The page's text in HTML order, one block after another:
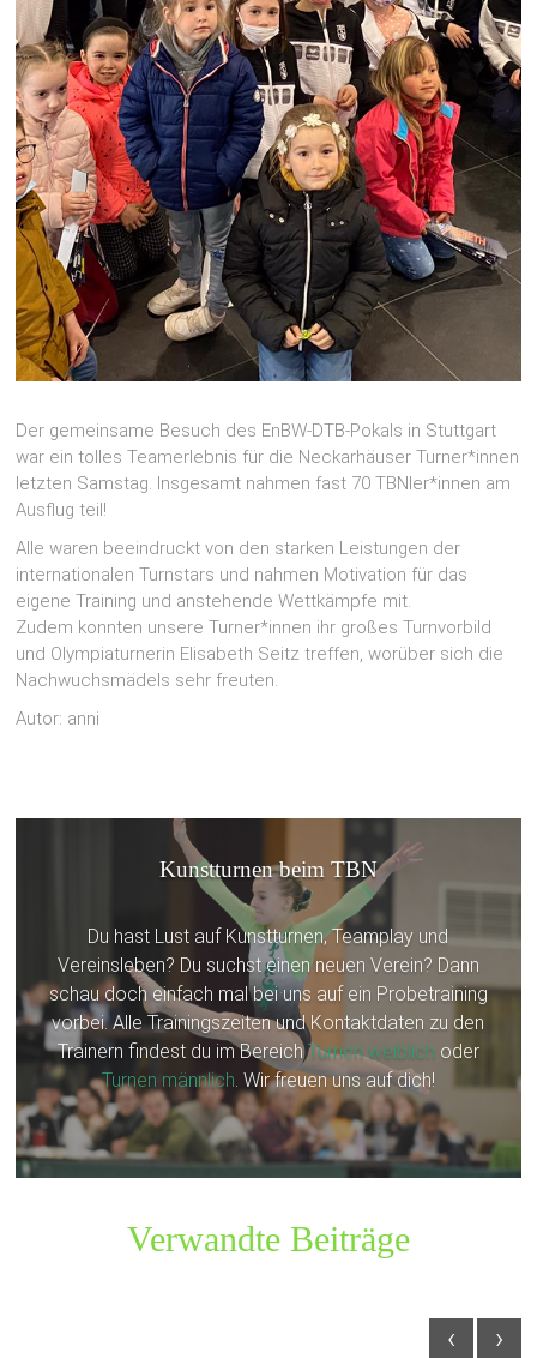
Der gemeinsame Besuch des EnBW-DTB-Pokals in Stuttgart
war ein tolles Teamerlebnis für die Neckarhäuser Turner*innen
letzten Samstag. Insgesamt nahmen fast 70 TBNler*innen am
Ausflug teil!
Alle waren beeindruckt von den starken Leistungen der
internationalen Turnstars und nahmen Motivation für das
eigene Training und anstehende Wettkämpfe mit.
Zudem konnten unsere Turner*innen ihr großes Turnvorbild
und Olympiaturnerin Elisabeth Seitz treffen, worüber sich die
Nachwuchsmädels sehr freuten.
Autor: anni
Kunstturnen beim TBN
Du hast Lust auf Kunstturnen, Teamplay und
Vereinsleben? Du suchst einen neuen Verein? Dann
schau doch einfach mal bei uns auf ein Probetraining
vorbei. Alle Trainingszeiten und Kontaktdaten zu den
Trainern findest du im BereichTurnen weiblich oder
Turnen männlich. Wir freuen uns auf dich!
Verwandte Beiträge
‹ ›